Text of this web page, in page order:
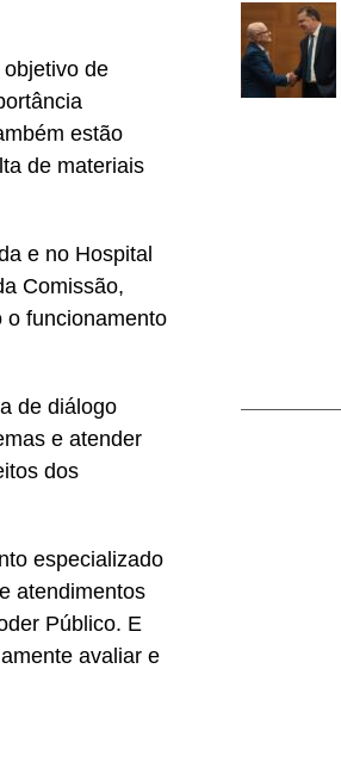
de
estão
de materiais
e no Hospital
Comissão,
o funcionamento
de diálogo
e atender
dos
especializado
atendimentos
Público. E
avaliar e